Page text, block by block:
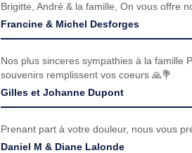
Brigitte, André & la famille, On vous offre
Francine & Michel Desforges
Nos plus sinceres sympathies à la famille
souvenirs remplissent vos coeurs 🙏💐
Gilles et Johanne Dupont
Prenant part à votre douleur, nous vous
Daniel M & Diane Lalonde